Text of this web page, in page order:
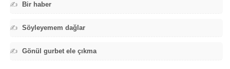
✍️ Bir haber
✍️ Söyleyemem dağlar
✍️ Gönül gurbet ele çıkma